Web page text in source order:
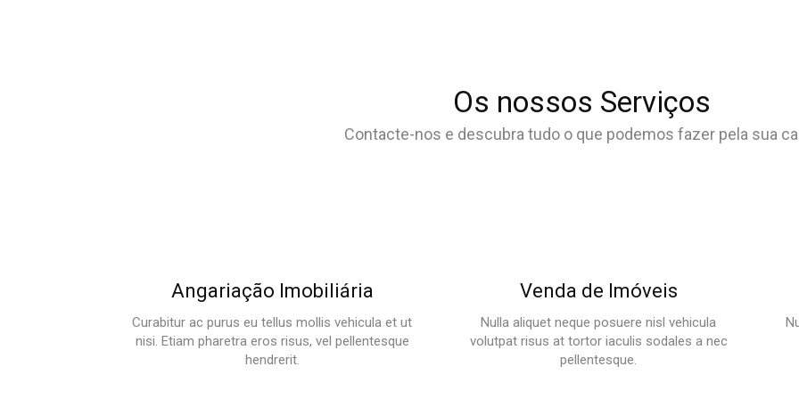
Os nossos Serviços
Contacte-nos e descubra tudo o que podemos fazer pela sua
Angariação Imobiliária
Curabitur ac purus eu tellus mollis vehicula et ut
nisi. Etiam pharetra eros risus, vel pellentesque
hendrerit.
Venda de Imóveis
Nulla aliquet neque posuere nisl vehicula
volutpat risus at tortor iaculis sodales a nec
pellentesque.